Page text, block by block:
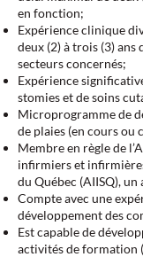
en fonction;
Expérience clinique
deux (2) à trois (3) ans
secteurs concernés;
Expérience
stomies et de soins
Microprogramme de
de plaies (en cours ou
Membre en règle de
infirmiers et
du Québec (AIISQ), un
Compte avec une
développement des
Est capable de
activités de formation